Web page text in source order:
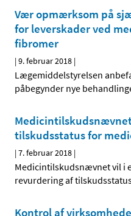
Vær opmærksom på
for leverskader ved
fibromer
|9. februar 2018 |
Lægemiddelstyrelsen
påbegynder nye
tilskudsstatus for
|7. februar 2018 |
Medicintilskudsnævnet vil i
revurdering af
Kontrol af